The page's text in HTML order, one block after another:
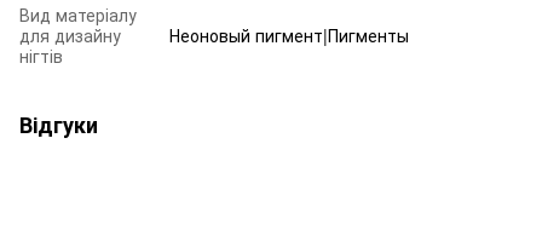
Вид матеріалу
для дизайну
нігтів
Неоновый пигмент|Пигменты
Відгуки